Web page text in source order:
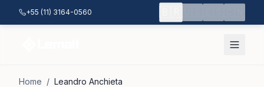
Pular para o conteúdo principal
+55 (11) 3164-0560 🇧🇷
Home / Leandro Anchieta